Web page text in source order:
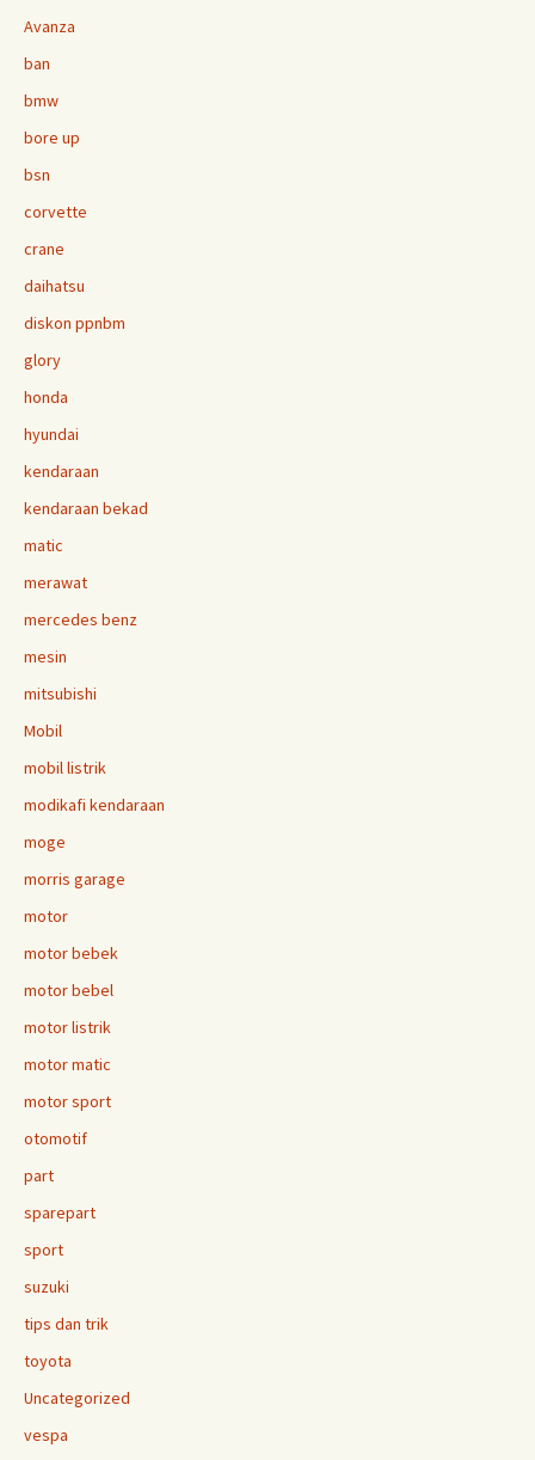
Avanza
ban
bmw
bore up
bsn
corvette
crane
daihatsu
diskon ppnbm
glory
honda
hyundai
kendaraan
kendaraan bekad
matic
merawat
mercedes benz
mesin
mitsubishi
Mobil
mobil listrik
modikafi kendaraan
moge
morris garage
motor
motor bebek
motor bebel
motor listrik
motor matic
motor sport
otomotif
part
sparepart
sport
suzuki
tips dan trik
toyota
Uncategorized
vespa